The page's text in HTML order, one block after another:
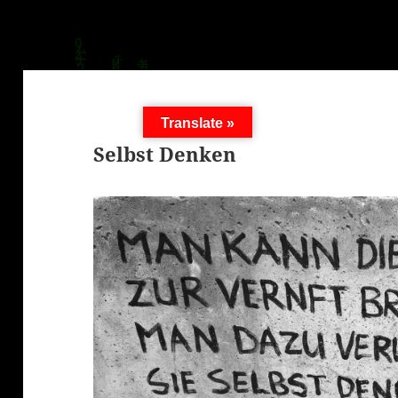
Selbst Denken
Translate »